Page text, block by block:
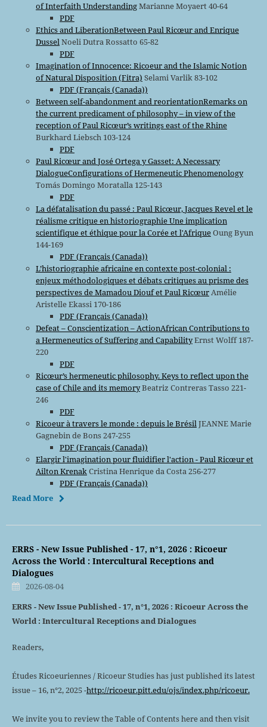
of Interfaith UnderstandingMarianne Moyaert 40-64
PDF
Ethics and LiberationBetween Paul Ricœur and Enrique
DusselNoeli Dutra Rossatto 65-82
PDF
Imagination of Innocence: Ricoeur and the Islamic Notion
of Natural Disposition (Fitra) Selami Varlik 83-102
PDF (Français (Canada))
Between self-abandonment and reorientationRemarks on
the current predicament of philosophy – in view of the
reception of Paul Ricœur’s writings east of the Rhine
Burkhard Liebsch 103-124
PDF
Paul Ricœur and José Ortega y Gasset: A Necessary
DialogueConfigurations of Hermeneutic Phenomenology
Tomás Domingo Moratalla 125-143
PDF
La défatalisation du passé : Paul Ricœur, Jacques Revel et le
réalisme critique en historiographie Une implication
scientifique et éthique pour la Corée et l'AfriqueOung Byun
144-169
PDF (Français (Canada))
L’historiographie africaine en contexte post-colonial :
enjeux méthodologiques et débats critiques au prisme des
perspectives de Mamadou Diouf et Paul RicœurAmélie
Aristelle Ekassi 170-186
PDF (Français (Canada))
Defeat – Conscientization – ActionAfrican Contributions to
a Hermeneutics of Suffering and CapabilityErnst Wolff 187-
220
PDF
Ricœur’s hermeneutic philosophy. Keys to reflect upon the
case of Chile and its memoryBeatriz Contreras Tasso 221-
246
PDF
Ricoeur à travers le monde : depuis le BrésilJEANNE Marie
Gagnebin de Bons 247-255
PDF (Français (Canada))
Elargir l'imagination pour fluidifier l'action - Paul Ricœur et
Ailton KrenakCristina Henrique da Costa 256-277
PDF (Français (Canada))
Read More
ERRS - New Issue Published - 17, n°1, 2026 : Ricoeur
Across the World : Intercultural Receptions and
Dialogues
2026-08-04
ERRS - New Issue Published - 17, n°1, 2026 : Ricoeur Across the
World : Intercultural Receptions and Dialogues
Readers,
Études Ricoeuriennes / Ricoeur Studies has just published its latest
issue – 16, n°2, 2025 -http://ricoeur.pitt.edu/ojs/index.php/ricoeur.
We invite you to review the Table of Contents here and then visit